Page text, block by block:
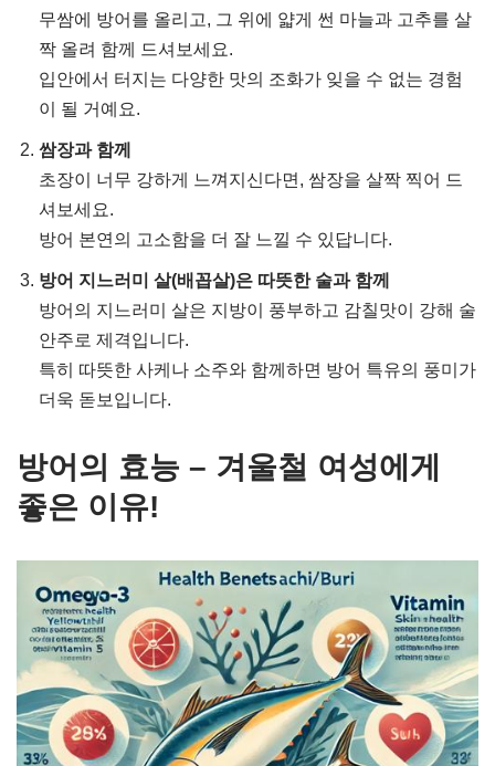
무쌈에 방어를 올리고, 그 위에 얇게 썬 마늘과 고추를 살
짝 올려 함께 드셔보세요.
입안에서 터지는 다양한 맛의 조화가 잊을 수 없는 경험
이 될 거예요.
쌈장과 함께
초장이 너무 강하게 느껴지신다면, 쌈장을 살짝 찍어 드
셔보세요.
방어 본연의 고소함을 더 잘 느낄 수 있답니다.
방어 지느러미 살(배꼽살)은 따뜻한 술과 함께
방어의 지느러미 살은 지방이 풍부하고 감칠맛이 강해 술
안주로 제격입니다.
특히 따뜻한 사케나 소주와 함께하면 방어 특유의 풍미가
더욱 돋보입니다.
방어의 효능 – 겨울철 여성에게
좋은 이유!